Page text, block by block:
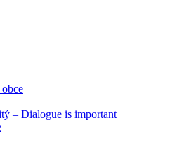
– Dialogue is important